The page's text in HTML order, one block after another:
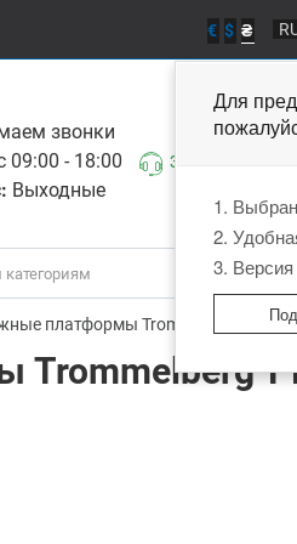
€ $ ₴
Для
1.
2.
3.
звонки
09:00 - 18:00
Выходные
Заказать звонок
платформы Trommelberg TT-3D
Trommelberg